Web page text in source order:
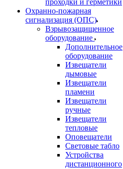
проходки и герметики
Охранно-пожарная
сигнализация (ОПС)
Взрывозащищенное
оборудование
Дополнительное
оборудование
Извещатели
дымовые
Извещатели
пламени
Извещатели
ручные
Извещатели
тепловые
Оповещатели
Световые табло
Устройства
дистанционного